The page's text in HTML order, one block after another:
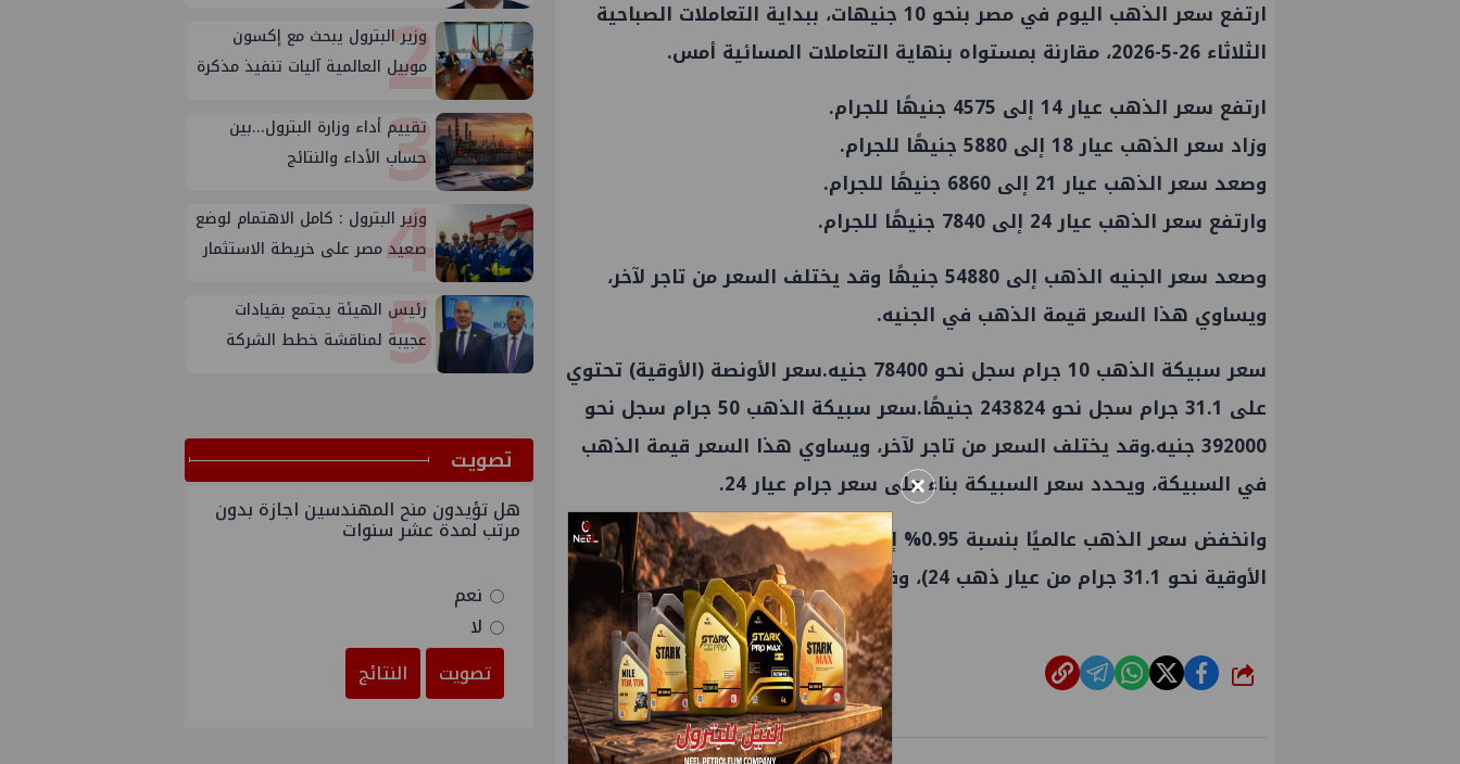
ارتفع سعر الذهب اليوم في مصر بنحو 10 جنيهات، ببداية التعاملات الصباحية
الثلاثاء 26-5-2026، مقارنة بمستواه بنهاية التعاملات المسائية أمس.
ارتفع سعر الذهب عيار 14 إلى 4575 جنيهًا للجرام.
وزاد سعر الذهب عيار 18 إلى 5880 جنيهًا للجرام.
وصعد سعر الذهب عيار 21 إلى 6860 جنيهًا للجرام.
وارتفع سعر الذهب عيار 24 إلى 7840 جنيهًا للجرام.
وصعد سعر الجنيه الذهب إلى 54880 جنيهًا وقد يختلف السعر من تاجر لآخر،
ويساوي هذا السعر قيمة الذهب في الجنيه.
سعر سبيكة الذهب 10 جرام سجل نحو 78400 جنيه.سعر الأونصة (الأوقية) تحتوي
على 31.1 جرام سجل نحو 243824 جنيهًا.سعر سبيكة الذهب 50 جرام سجل نحو
392000 جنيه.وقد يختلف السعر من تاجر لآخر، ويساوي هذا السعر قيمة الذهب
في السبيكة، ويحدد سعر السبيكة بناء على سعر جرام عيار 24.
وانخفض سعر الذهب عالميًا بنسبة 0.95% إلى نحو 4527 دولارًا للأونصة، (وتعادل
الأوقية نحو 31.1 جرام من عيار ذهب 24)، وفقا لآخر تحديث لبيانات وكالة بلومبرج.
شارك
2
وزير البترول يبحث مع إكسون
موبيل العالمية آليات تنفيذ مذكرة
في قبرص بالبنية التحتية المصرية
3
تقييم أداء وزارة البترول...بين
حساب الأداء والنتائج
4
وزير البترول : كامل الاهتمام لوضع
صعيد مصر على خريطة الاستثمار
5
رئيس الهيئة يجتمع بقيادات
عجيبة لمناقشة خطط الشركة
ﺗﺼﻮﻳﺖ
هل تؤيدون منح المهندسين اجازة بدون
مرتب لمدة عشر سنوات
نعم
لا
تصويت
النتائج
×